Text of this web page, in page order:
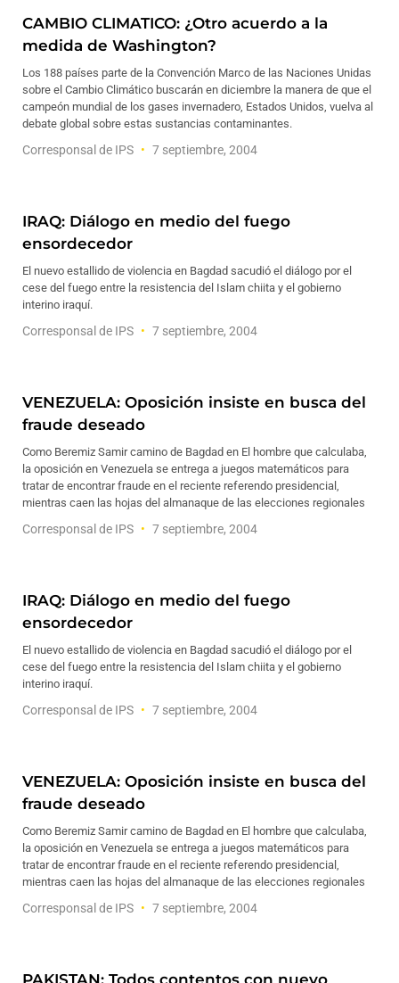
CAMBIO CLIMATICO: ¿Otro acuerdo a la
medida de Washington?
Los 188 países parte de la Convención Marco de las Naciones Unidas
sobre el Cambio Climático buscarán en diciembre la manera de que el
campeón mundial de los gases invernadero, Estados Unidos, vuelva al
debate global sobre estas sustancias contaminantes.
Corresponsal de IPS 7 septiembre, 2004
IRAQ: Diálogo en medio del fuego
ensordecedor
El nuevo estallido de violencia en Bagdad sacudió el diálogo por el
cese del fuego entre la resistencia del Islam chiita y el gobierno
interino iraquí.
Corresponsal de IPS 7 septiembre, 2004
VENEZUELA: Oposición insiste en busca del
fraude deseado
Como Beremiz Samir camino de Bagdad en El hombre que calculaba,
la oposición en Venezuela se entrega a juegos matemáticos para
tratar de encontrar fraude en el reciente referendo presidencial,
mientras caen las hojas del almanaque de las elecciones regionales
Corresponsal de IPS 7 septiembre, 2004
IRAQ: Diálogo en medio del fuego
ensordecedor
El nuevo estallido de violencia en Bagdad sacudió el diálogo por el
cese del fuego entre la resistencia del Islam chiita y el gobierno
interino iraquí.
Corresponsal de IPS 7 septiembre, 2004
VENEZUELA: Oposición insiste en busca del
fraude deseado
Como Beremiz Samir camino de Bagdad en El hombre que calculaba,
la oposición en Venezuela se entrega a juegos matemáticos para
tratar de encontrar fraude en el reciente referendo presidencial,
mientras caen las hojas del almanaque de las elecciones regionales
Corresponsal de IPS 7 septiembre, 2004
PAKISTAN: Todos contentos con nuevo